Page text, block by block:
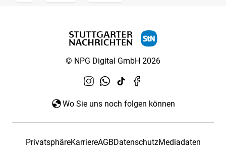
© NPG Digital GmbH 2026
Wo Sie uns noch folgen können
PrivatsphäreKarriereAGBDatenschutzMediadaten